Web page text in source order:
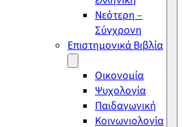
Νεότερη –
Σύγχρονη
Επιστημονικά Βιβλία
Οικονομία
Ψυχολογία
Παιδαγωγική
Κοινωνιολογία